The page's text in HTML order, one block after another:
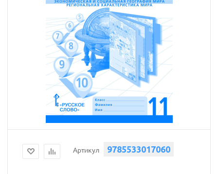
Артикул 9785533017060